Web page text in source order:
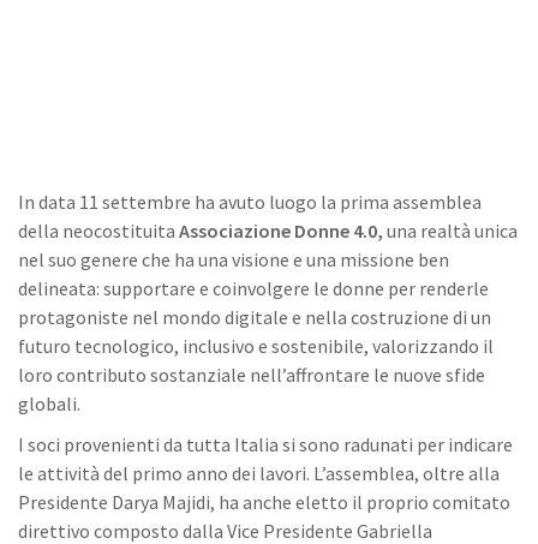
In data 11 settembre ha avuto luogo la prima assemblea
della neocostituita Associazione Donne 4.0, una realtà unica
nel suo genere che ha una visione e una missione ben
delineata: supportare e coinvolgere le donne per renderle
protagoniste nel mondo digitale e nella costruzione di un
futuro tecnologico, inclusivo e sostenibile, valorizzando il
loro contributo sostanziale nell’affrontare le nuove sfide
globali.
I soci provenienti da tutta Italia si sono radunati per indicare
le attività del primo anno dei lavori. L’assemblea, oltre alla
Presidente Darya Majidi, ha anche eletto il proprio comitato
direttivo composto dalla Vice Presidente Gabriella